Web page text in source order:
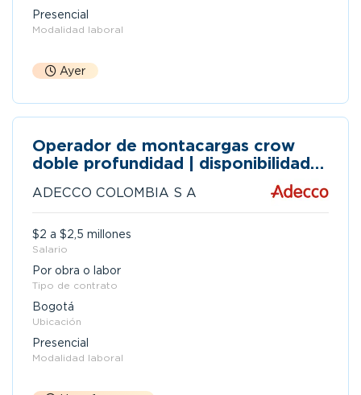
Presencial
Modalidad laboral
Ayer
Operador de montacargas crow
doble profundidad | disponibilidad
ADECCO COLOMBIA S A
$2 a $2,5 millones
Salario
Por obra o labor
Tipo de contrato
Bogotá
Ubicación
Presencial
Modalidad laboral